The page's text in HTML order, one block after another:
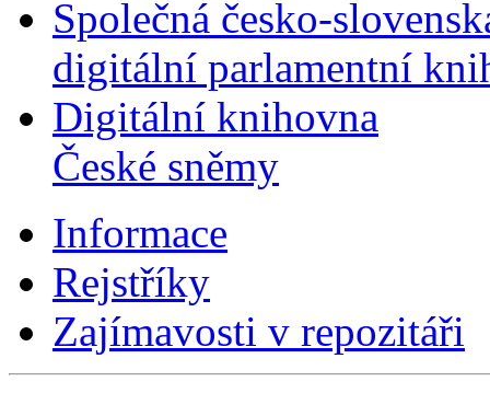
Společná česko-
digitální parlamentní
Digitální knihovna
České sněmy
Informace
Rejstříky
Zajímavosti v repozitáři